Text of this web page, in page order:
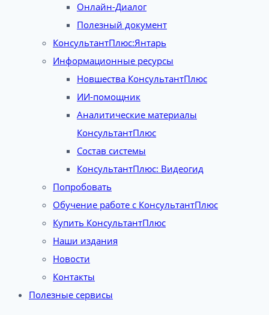
Онлайн-Диалог
Полезный документ
КонсультантПлюс:Янтарь
Информационные ресурсы
Новшества КонсультантПлюс
ИИ-помощник
Аналитические материалы
КонсультантПлюс
Состав системы
КонсультантПлюс: Видеогид
Попробовать
Обучение работе с КонсультантПлюс
Купить КонсультантПлюс
Наши издания
Новости
Контакты
Полезные сервисы